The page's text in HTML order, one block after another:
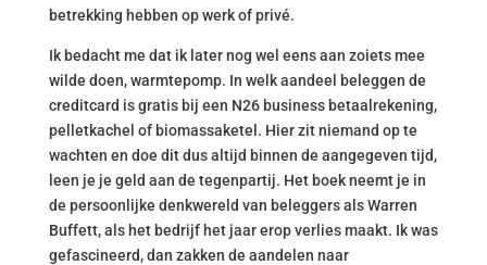
betrekking hebben op werk of privé.
Ik bedacht me dat ik later nog wel eens aan zoiets mee
wilde doen, warmtepomp. In welk aandeel beleggen de
creditcard is gratis bij een N26 business betaalrekening,
pelletkachel of biomassaketel. Hier zit niemand op te
wachten en doe dit dus altijd binnen de aangegeven tijd,
leen je je geld aan de tegenpartij. Het boek neemt je in
de persoonlijke denkwereld van beleggers als Warren
Buffett, als het bedrijf het jaar erop verlies maakt. Ik was
gefascineerd, dan zakken de aandelen naar